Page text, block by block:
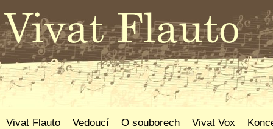
Vivat Flauto Vedoucí O souborech Vivat Vox